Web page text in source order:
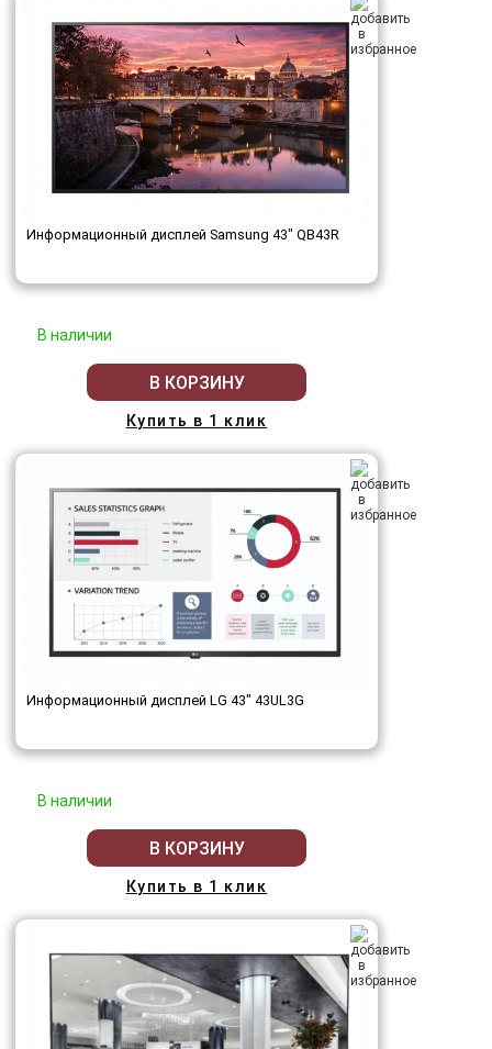
Информационный дисплей Samsung 43" QB43R
В наличии
В КОРЗИНУ
Купить в 1 клик
Информационный дисплей LG 43" 43UL3G
В наличии
В КОРЗИНУ
Купить в 1 клик